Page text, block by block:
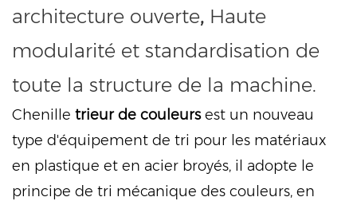
architecture ouverte, Haute
modularité et standardisation de
toute la structure de la machine.
Chenille trieur de couleursest un nouveau
type d'équipement de tri pour les matériaux
en plastique et en acier broyés, il adopte le
principe de tri mécanique des couleurs, en